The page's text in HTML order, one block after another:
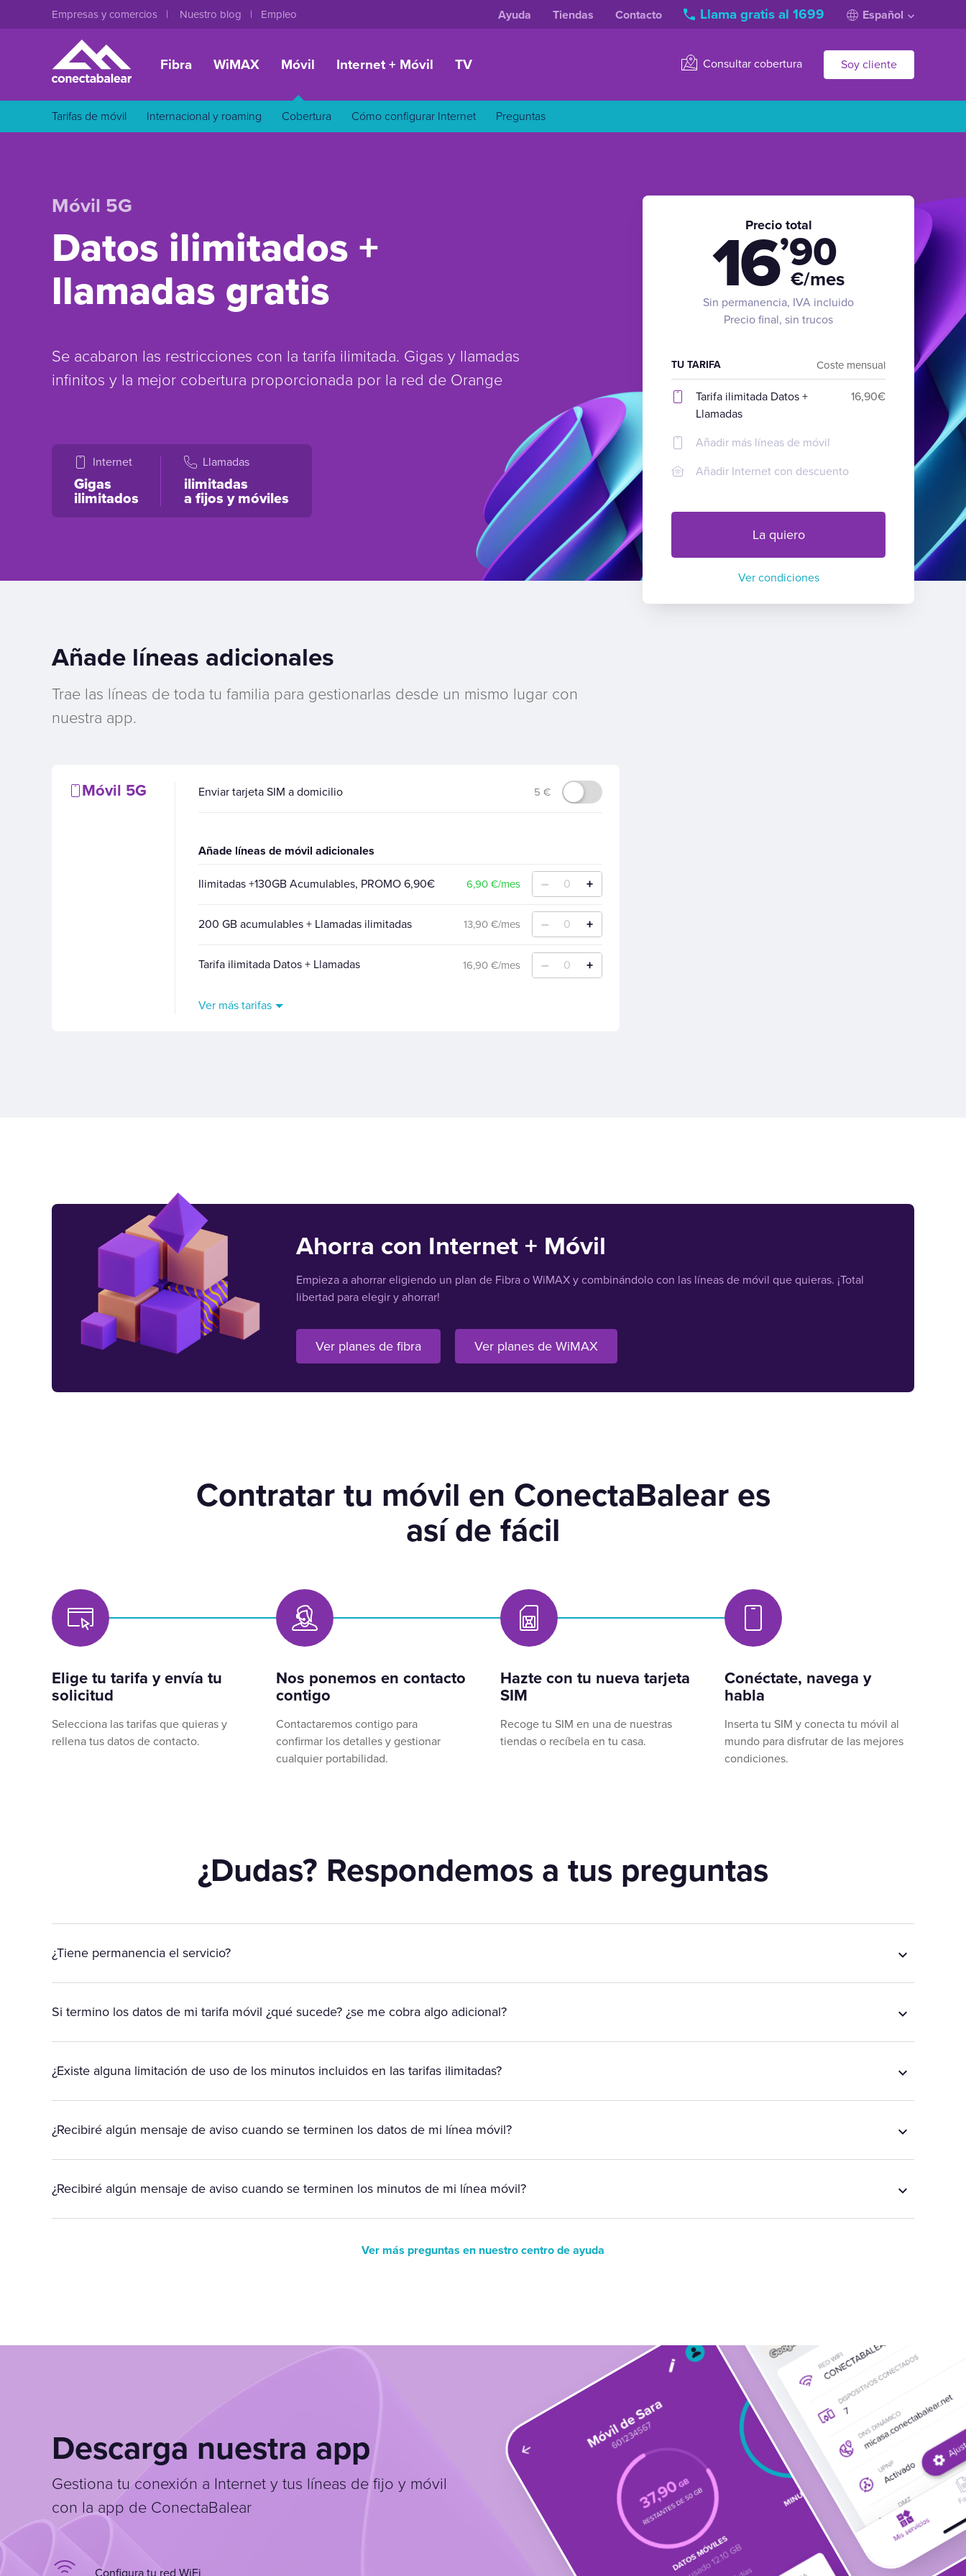
Empresas y comercios Nuestro blog Empleo Ayuda Tiendas Contacto Llama gratis al 1699 Español
Fibra WiMAX Móvil Internet + Móvil TV Consultar cobertura Soy cliente
Tarifas de móvil Internacional y roaming Cobertura Cómo configurar Internet Preguntas
Móvil 5G
Datos ilimitados +
llamadas gratis
Se acabaron las restricciones con la tarifa ilimitada. Gigas y llamadas
infinitos y la mejor cobertura proporcionada por la red de Orange
Internet
Gigas
ilimitados
Llamadas
ilimitadas
a fijos y móviles
Precio total
16’90
€/mes
Sin permanencia, IVA incluido
Precio final, sin trucos
TU TARIFA Coste mensual
Tarifa ilimitada Datos +
Llamadas
16,90€
Añadir más líneas de móvil
Añadir Internet con descuento
La quiero
Ver condiciones
Añade líneas adicionales
Trae las líneas de toda tu familia para gestionarlas desde un mismo lugar con
nuestra app.
Móvil 5G Enviar tarjeta SIM a domicilio 5 €
Añade líneas de móvil adicionales
Ilimitadas +130GB Acumulables, PROMO 6,90€ 6,90 €/mes – 0 +
200 GB acumulables + Llamadas ilimitadas 13,90 €/mes – 0 +
Tarifa ilimitada Datos + Llamadas 16,90 €/mes – 0 +
Ver más tarifas
Ahorra con Internet + Móvil
Empieza a ahorrar eligiendo un plan de Fibra o WiMAX y combinándolo con las líneas de móvil que quieras. ¡Total
libertad para elegir y ahorrar!
Ver planes de fibra Ver planes de WiMAX
Contratar tu móvil en ConectaBalear es
así de fácil
Elige tu tarifa y envía tu
solicitud
Selecciona las tarifas que quieras y
rellena tus datos de contacto.
Nos ponemos en contacto
contigo
Contactaremos contigo para
confirmar los detalles y gestionar
cualquier portabilidad.
Hazte con tu nueva tarjeta
SIM
Recoge tu SIM en una de nuestras
tiendas o recíbela en tu casa.
Conéctate, navega y
habla
Inserta tu SIM y conecta tu móvil al
mundo para disfrutar de las mejores
condiciones.
¿Dudas? Respondemos a tus preguntas
¿Tiene permanencia el servicio?
Si termino los datos de mi tarifa móvil ¿qué sucede? ¿se me cobra algo adicional?
¿Existe alguna limitación de uso de los minutos incluidos en las tarifas ilimitadas?
¿Recibiré algún mensaje de aviso cuando se terminen los datos de mi línea móvil?
¿Recibiré algún mensaje de aviso cuando se terminen los minutos de mi línea móvil?
Ver más preguntas en nuestro centro de ayuda
Descarga nuestra app
Gestiona tu conexión a Internet y tus líneas de fijo y móvil
con la app de ConectaBalear
Configura tu red WiFi